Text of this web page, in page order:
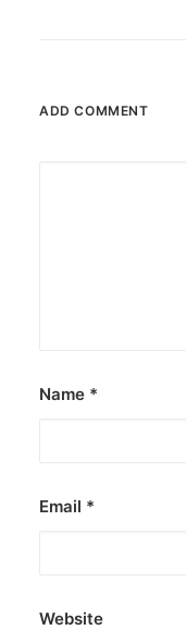
ADD COMMENT
Name *
Email *
Website